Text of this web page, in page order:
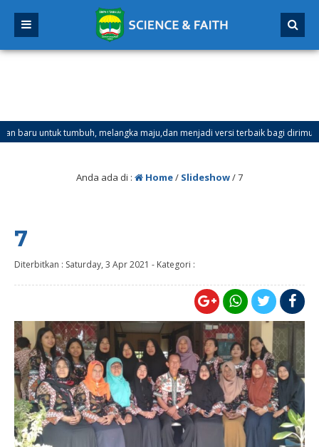
untuk tumbuh, melangka maju,dan menjadi versi terbaik bagi dirimu.
Mulai Tanggal 21 Desember 2025 sd Tanggal 4 Januari 2026
Anda ada di : Home/ Slideshow/7
7
Diterbitkan : Saturday, 3 Apr 2021 - Kategori :